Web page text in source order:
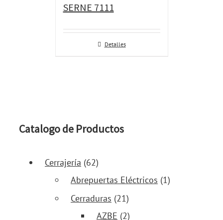
SERNE 7111
Detalles
Catalogo de Productos
Cerrajería (62)
Abrepuertas Eléctricos (1)
Cerraduras (21)
AZBE (2)